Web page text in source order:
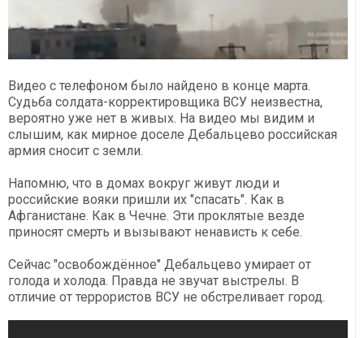
Видео с телефоном было найдено в конце марта.
Судьба солдата-корректировщика ВСУ неизвестна,
вероятно уже нет в живых. На видео мы видим и
слышим, как мирное доселе Дебальцево российская
армия сносит с земли.
Напомню, что в домах вокруг живут люди и
российские вояки пришли их "спасать". Как в
Афганистане. Как в Чечне. Эти проклятые везде
приносят смерть и вызывают ненависть к себе.
Сейчас "освобождённое" Дебальцево умирает от
голода и холода. Правда не звучат выстрелы. В
отличие от террористов ВСУ не обстреливает город.